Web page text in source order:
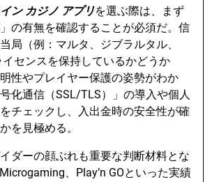
ン カジノ アプリを選ぶ際は、まず
」の有無を確認することが必須だ。信
局（例：マルタ、ジブラルタル、
イセンスを保持しているかどうか
性やプレイヤー保護の姿勢がわか
化通信（SSL/TLS）」の導入や個人
チェックし、入出金時の安全性が確
を見極める。
ダーの顔ぶれも重要な判断材料とな
、Play’n GOといった実績